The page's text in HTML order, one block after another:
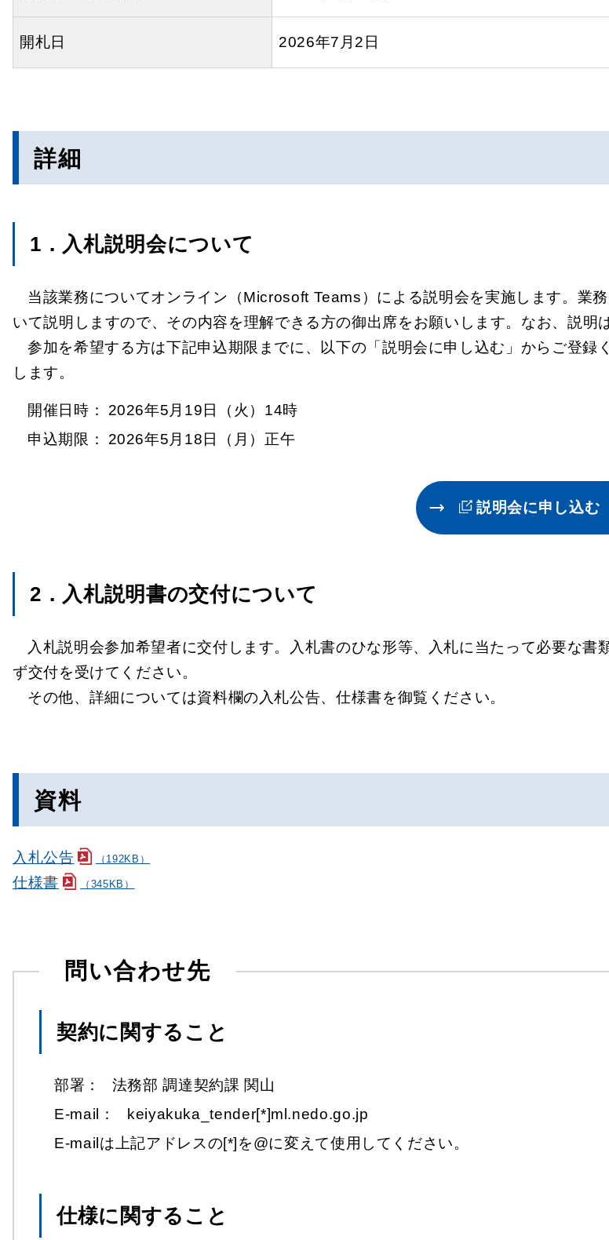
開札日 2026年7月2日
詳細
1．入札説明会について
当該業務についてオンライン（Microsoft Teams）による説明会を実施します。業
いて説明しますので、その内容を理解できる方の御出席をお願いします。なお、説明
参加を希望する方は下記申込期限までに、以下の「説明会に申し込む」からご登
します。
開催日時：
2026年5月19日（火）14時
申込期限：
2026年5月18日（月）正午
説明会に申し込む
2．入札説明書の交付について
入札説明会参加希望者に交付します。入札書のひな形等、入札に当たって必要な
ず交付を受けてください。
その他、詳細については資料欄の入札公告、仕様書を御覧ください。
資料
入札公告 （192KB）
仕様書 （345KB）
問い合わせ先
契約に関すること
部署：
法務部 調達契約課 関山
E-mail：
keiyakuka_tender[*]ml.nedo.go.jp
E-mailは上記アドレスの[*]を@に変えて使用してください。
仕様に関すること